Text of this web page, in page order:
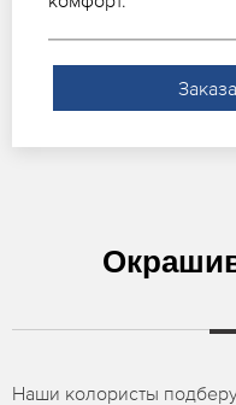
Наши колористы